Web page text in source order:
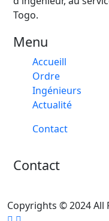
Togo.
Menu
Accueill
Ordre
Ingénieurs
Actualité
Contact
Contact
Copyrights © 2024 All